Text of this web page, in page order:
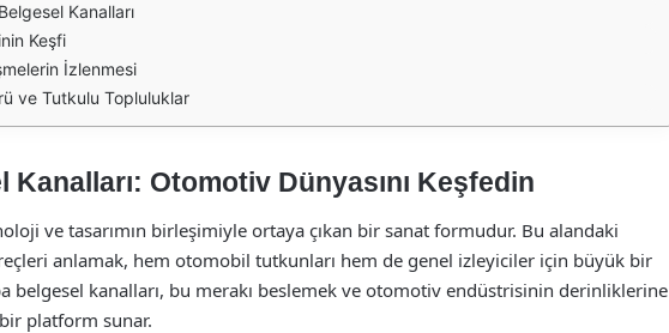
Kanalları
Keşfi
İzlenmesi
ve Tutkulu Topluluklar
Kanalları: Otomotiv Dünyasını Keşfedin
ve tasarımın birleşimiyle ortaya çıkan bir sanat formudur. Bu alandaki
anlamak, hem otomobil tutkunları hem de genel izleyiciler için büyük bir
belgesel kanalları, bu merakı beslemek ve otomotiv endüstrisinin derinliklerine
platform sunar.